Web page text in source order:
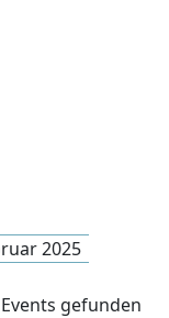
2025
gefunden